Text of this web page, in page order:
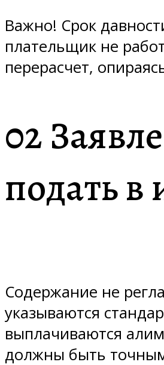
Важно! Срок
плательщик не
перерасчет,
02
подать
Содержание не
указываются
выплачиваются
должны быть